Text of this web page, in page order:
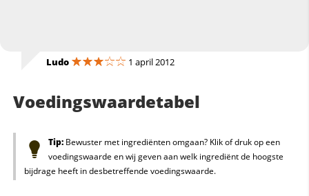
Ludo 1 april 2012
Voedingswaardetabel
Tip:Bewuster met ingrediënten omgaan? Klik of druk op een
voedingswaarde en wij geven aan welk ingrediënt de hoogste
bijdrage heeft in desbetreffende voedingswaarde.